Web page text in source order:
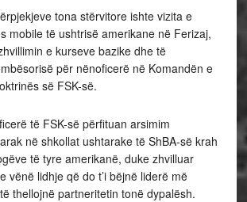
tona stërvitore ishte vizita e
mobile të ushtrisë amerikane në Ferizaj,
e kurseve bazike dhe të
për nënoficerë në Komandën e
së FSK-së.
të FSK-së përfituan arsimim
në shkollat ushtarake të ShBA-së krah
të tyre amerikanë, duke zhvilluar
vënë lidhje që do t’i bëjnë liderë më
thellojnë partneritetin tonë dypalësh.